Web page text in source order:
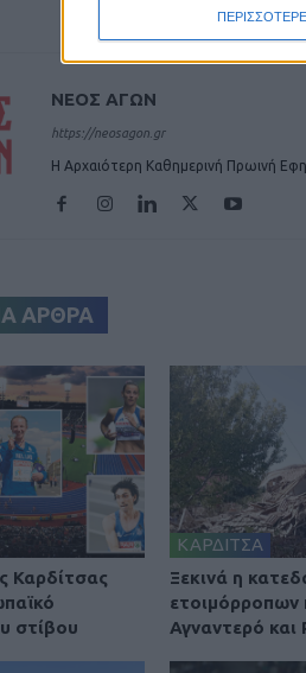
ΝΕΟΣ ΑΓΩΝ
https://neosagon.gr
Η Αρχαιότερη Καθημερινή Πρωινή
ΑΡΘΡΑ
Καρδίτσας
στίβου
ΚΑΡΔΙΤΣΑ
Ξεκινά η
ετοιμόρροπων
Αγναντερό και